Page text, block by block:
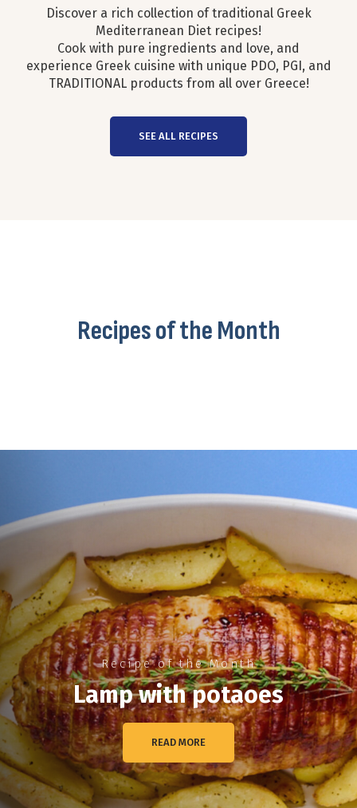
Discover a rich collection of traditional Greek
Mediterranean Diet recipes!
Cook with pure ingredients and love, and
experience Greek cuisine with unique PDO, PGI, and
TRADITIONAL products from all over Greece!
SEE ALL RECIPES
Recipes of the Month
Recipe of the Month
Lamp with potaoes
READ MORE